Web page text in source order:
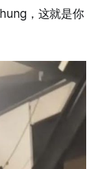
，这就是你